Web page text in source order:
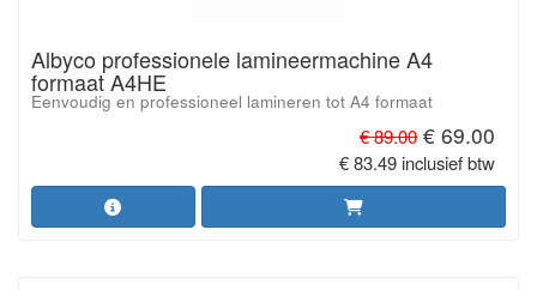
Albyco professionele lamineermachine A4
formaat A4HE
Eenvoudig en professioneel lamineren tot A4 formaat
€ 89.00 € 69.00
€ 83.49 inclusief btw